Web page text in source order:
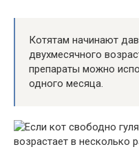
Котятам начинают
двухмесячного
препараты можно
одного месяца.